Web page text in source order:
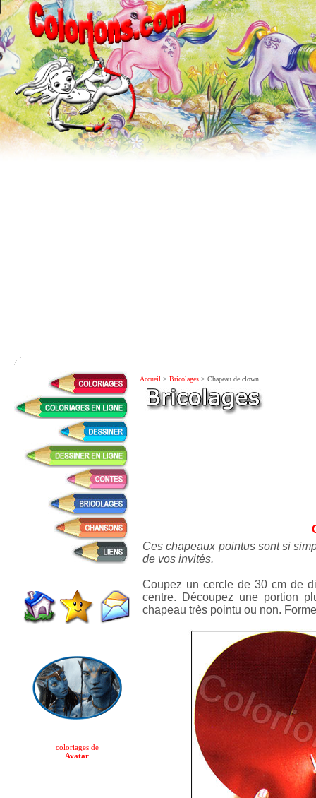
coloriages de
Avatar
Accueil > Bricolages > Chapeau de clown
Ces chapeaux pointus sont si
de vos invités.
Coupez un cercle de 30 cm de
centre. Découpez une portion
chapeau très pointu ou non.